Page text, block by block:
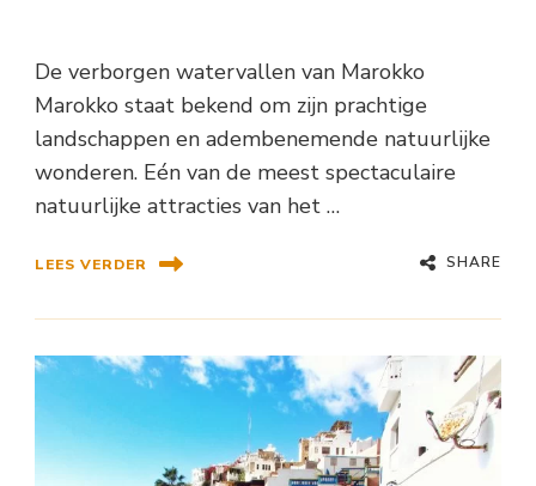
De verborgen watervallen van Marokko
Marokko staat bekend om zijn prachtige
landschappen en adembenemende natuurlijke
wonderen. Eén van de meest spectaculaire
natuurlijke attracties van het …
LEES VERDER SHARE